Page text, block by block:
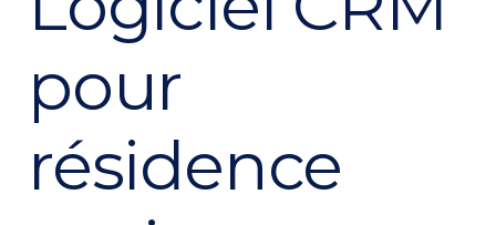
pour
résidence